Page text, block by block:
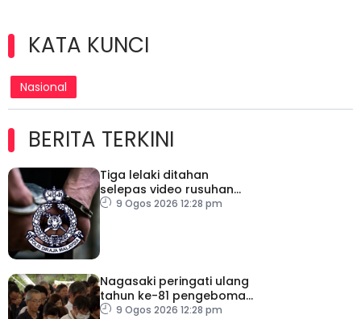
KATA KUNCI
Nasional
BERITA TERKINI
Tiga lelaki ditahan
selepas video rusuhan
serang pegawai kanan
9 Ogos 2026 12:28 pm
Nagasaki peringati ulang
tahun ke-81 pengeboman
atom9 Ogos 2026 12:28 pm